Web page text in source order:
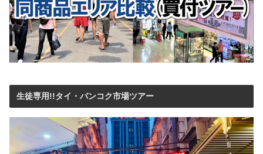
生徒専用!!タイ・バンコク市場ツアー